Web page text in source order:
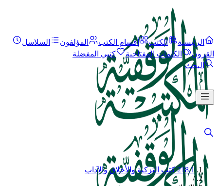
الرئيسية الكتب أقسام الكتب المؤلفون
السلاسل
القرون
الكلمات المفتاحية
كتبي المفضلة
البحث
218.1 كتب التزكية والأخلاق والآداب
/